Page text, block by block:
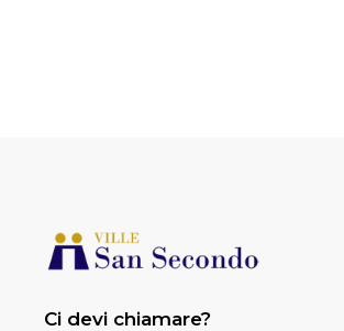
Ci devi chiamare?